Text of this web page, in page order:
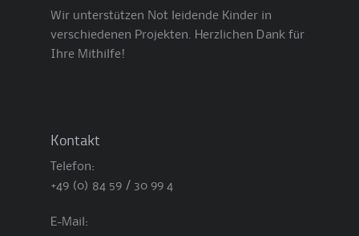
Wir unterstützen Not leidende Kinder in
verschiedenen Projekten. Herzlichen Dank für
Ihre Mithilfe!
Kontakt
Telefon:
+49 (0) 84 59 / 30 99 4
E-Mail: